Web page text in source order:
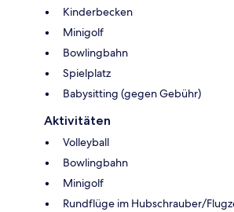
Kinderbecken
Minigolf
Bowlingbahn
Spielplatz
Babysitting (gegen Gebühr)
Aktivitäten
Volleyball
Bowlingbahn
Minigolf
Rundflüge im Hubschrauber/